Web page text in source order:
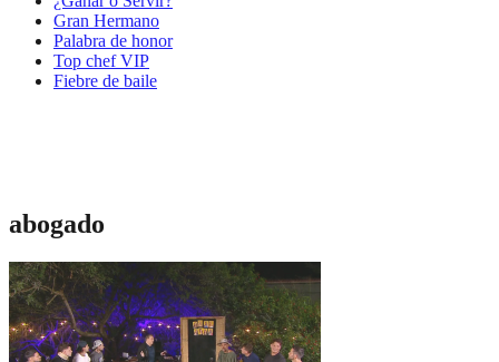
Gran Hermano
Palabra de honor
Top chef VIP
Fiebre de baile
abogado